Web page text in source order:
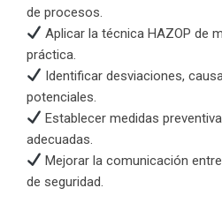
de procesos.
Aplicar la técnica HAZOP de
práctica.
Identificar desviaciones,
potenciales.
Establecer medidas
adecuadas.
Mejorar la comunicación
de seguridad.